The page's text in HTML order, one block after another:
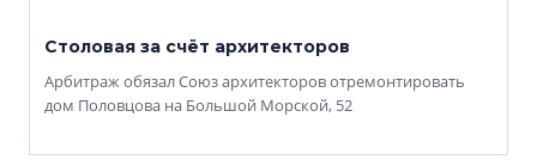
Столовая за счёт архитекторов
Арбитраж обязал Союз архитекторов отремонтировать
дом Половцова на Большой Морской, 52